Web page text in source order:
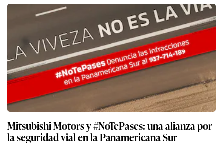
Mitsubishi Motors y #NoTePases: una alianza por
la seguridad vial en la Panamericana Sur